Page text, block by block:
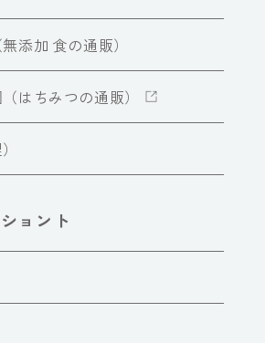
添加 食の通販）
はちみつの通販）
ョント